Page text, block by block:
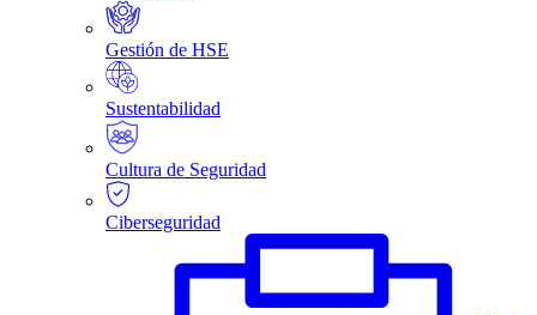
Gestión de HSE
Sustentabilidad
Cultura de Seguridad
Ciberseguridad